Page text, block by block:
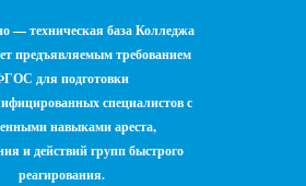
— техническая база Колледжа
предъявляемым требованием
для подготовки
специалистов с
навыками ареста,
и действий групп быстрого
реагирования.